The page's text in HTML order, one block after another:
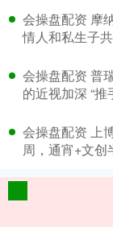
会操盘配资 摩
情人和私生子
会操盘配资 普
的近视加深 “
会操盘配资 上
周，通宵+文创